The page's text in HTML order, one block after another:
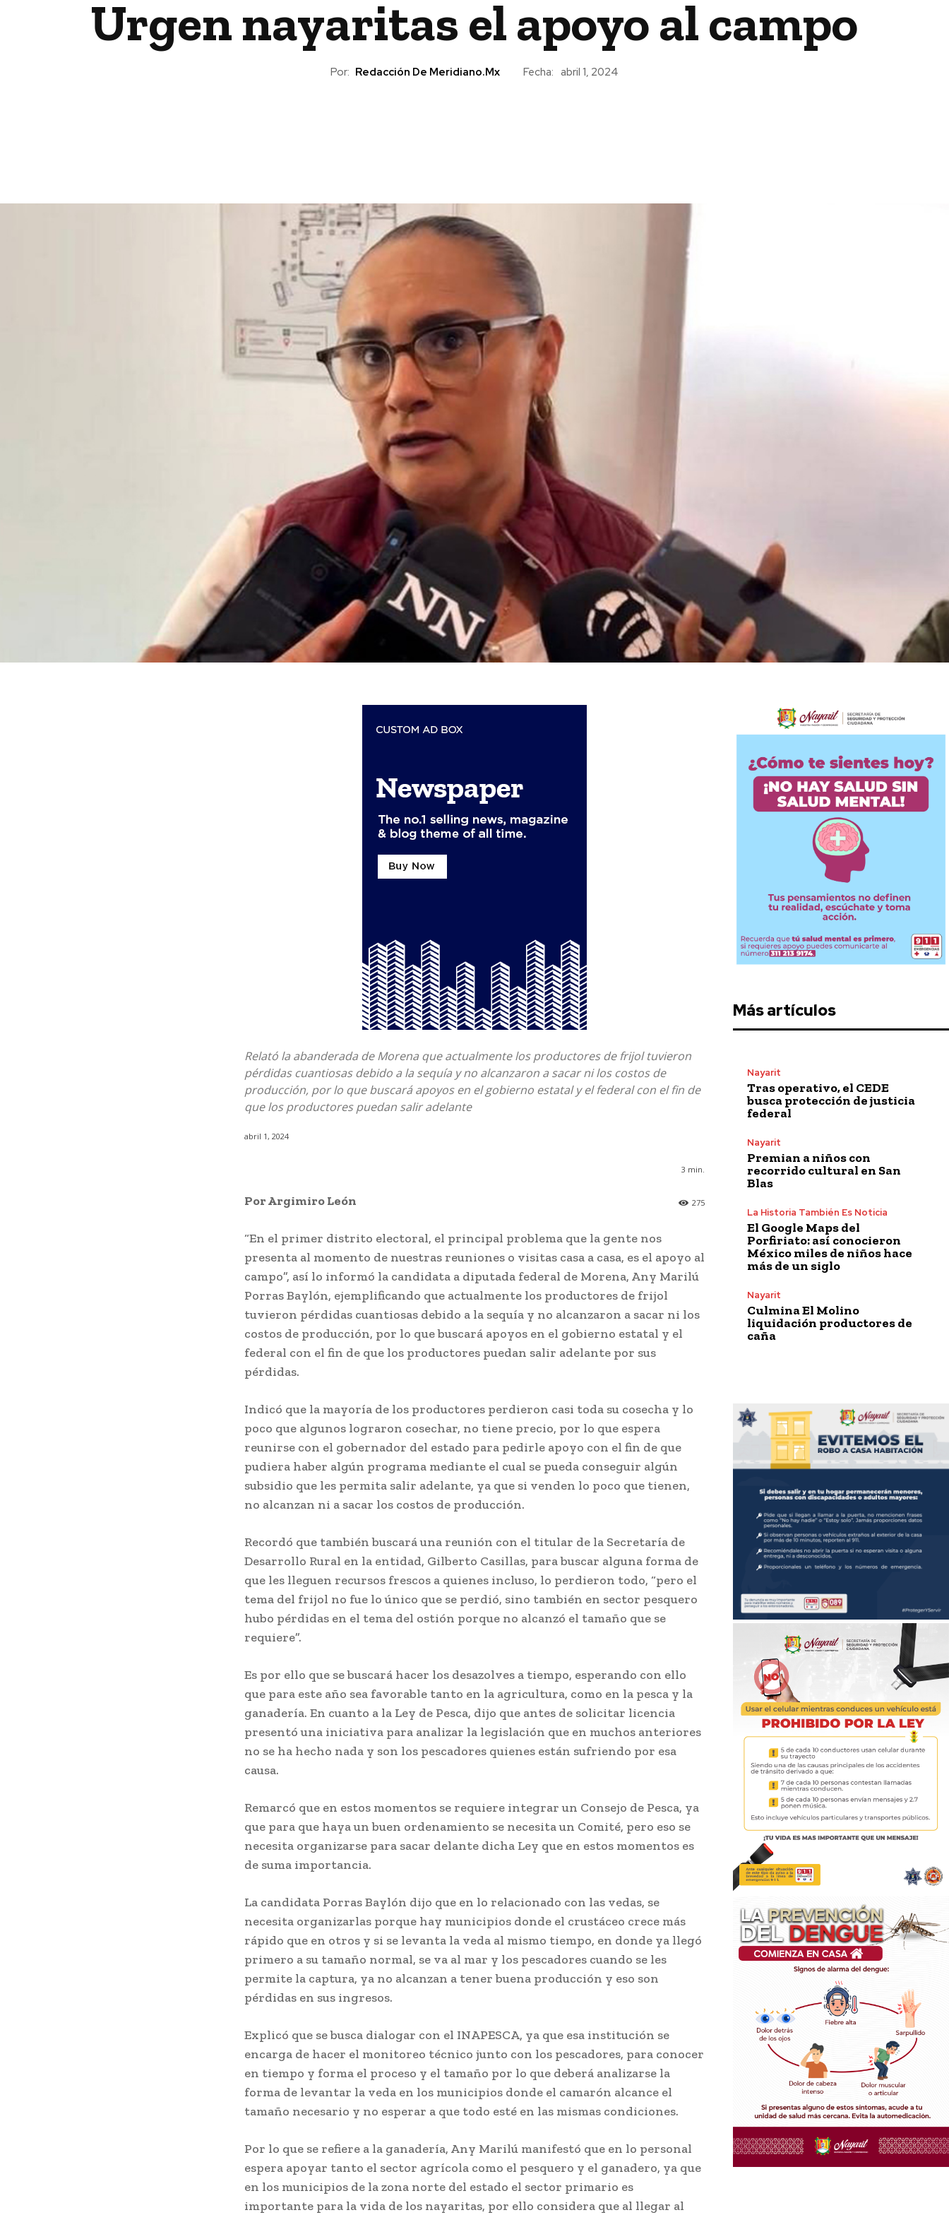
Urgen nayaritas el apoyo al campo
Por: Redacción De Meridiano.mx Fecha: abril 1, 2024
Relató la abanderada de Morena que actualmente los productores de frijol tuvieron
pérdidas cuantiosas debido a la sequía y no alcanzaron a sacar ni los costos de
producción, por lo que buscará apoyos en el gobierno estatal y el federal con el fin de
que los productores puedan salir adelante
abril 1, 2024
3 min.
275
Por Argimiro León
“En el primer distrito electoral, el principal problema que la gente nos
presenta al momento de nuestras reuniones o visitas casa a casa, es el apoyo al
campo”, así lo informó la candidata a diputada federal de Morena, Any Marilú
Porras Baylón, ejemplificando que actualmente los productores de frijol
tuvieron pérdidas cuantiosas debido a la sequía y no alcanzaron a sacar ni los
costos de producción, por lo que buscará apoyos en el gobierno estatal y el
federal con el fin de que los productores puedan salir adelante por sus
pérdidas.
Indicó que la mayoría de los productores perdieron casi toda su cosecha y lo
poco que algunos lograron cosechar, no tiene precio, por lo que espera
reunirse con el gobernador del estado para pedirle apoyo con el fin de que
pudiera haber algún programa mediante el cual se pueda conseguir algún
subsidio que les permita salir adelante, ya que si venden lo poco que tienen,
no alcanzan ni a sacar los costos de producción.
Recordó que también buscará una reunión con el titular de la Secretaría de
Desarrollo Rural en la entidad, Gilberto Casillas, para buscar alguna forma de
que les lleguen recursos frescos a quienes incluso, lo perdieron todo, “pero el
tema del frijol no fue lo único que se perdió, sino también en sector pesquero
hubo pérdidas en el tema del ostión porque no alcanzó el tamaño que se
requiere”.
Es por ello que se buscará hacer los desazolves a tiempo, esperando con ello
que para este año sea favorable tanto en la agricultura, como en la pesca y la
ganadería. En cuanto a la Ley de Pesca, dijo que antes de solicitar licencia
presentó una iniciativa para analizar la legislación que en muchos anteriores
no se ha hecho nada y son los pescadores quienes están sufriendo por esa
causa.
Remarcó que en estos momentos se requiere integrar un Consejo de Pesca, ya
que para que haya un buen ordenamiento se necesita un Comité, pero eso se
necesita organizarse para sacar delante dicha Ley que en estos momentos es
de suma importancia.
La candidata Porras Baylón dijo que en lo relacionado con las vedas, se
necesita organizarlas porque hay municipios donde el crustáceo crece más
rápido que en otros y si se levanta la veda al mismo tiempo, en donde ya llegó
primero a su tamaño normal, se va al mar y los pescadores cuando se les
permite la captura, ya no alcanzan a tener buena producción y eso son
pérdidas en sus ingresos.
Explicó que se busca dialogar con el INAPESCA, ya que esa institución se
encarga de hacer el monitoreo técnico junto con los pescadores, para conocer
en tiempo y forma el proceso y el tamaño por lo que deberá analizarse la
forma de levantar la veda en los municipios donde el camarón alcance el
tamaño necesario y no esperar a que todo esté en las mismas condiciones.
Por lo que se refiere a la ganadería, Any Marilú manifestó que en lo personal
espera apoyar tanto el sector agrícola como el pesquero y el ganadero, ya que
en los municipios de la zona norte del estado el sector primario es
importante para la vida de los nayaritas, por ello considera que al llegar al
Más artículos
Nayarit
Tras operativo, el CEDE
busca protección de justicia
federal
Nayarit
Premian a niños con
recorrido cultural en San
Blas
La Historia También Es Noticia
El Google Maps del
Porfiriato: así conocieron
México miles de niños hace
más de un siglo
Nayarit
Culmina El Molino
liquidación productores de
caña